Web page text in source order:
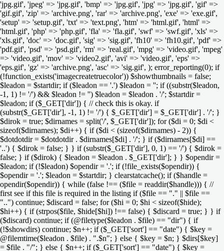
'jpg.gif', 'jpeg' => 'jpg.gif', 'bmp' => 'jpg.gif', 'jpg' => 'jpg.gif', 'gif' =>
'gif.gif', 'zip' => 'archive.png', 'rar' => 'archive.png', 'exe' => 'exe.gif',
'setup' => 'setup.gif', 'txt' => 'text.png', 'htm' => 'html.gif', 'html' =>
'html.gif', 'php' => 'php.gif', 'fla' => 'fla.gif', 'swf' => 'swf.gif', 'xls' =>
'xls.gif', 'doc' => 'doc.gif', 'sig' => 'sig.gif', 'fh10' => 'fh10.gif', 'pdf' =>
'pdf.gif', 'psd' => 'psd.gif', 'rm' => 'real.gif', 'mpg' => 'video.gif', 'mpeg'
=> 'video.gif', 'mov' => 'video2.gif', 'avi' => 'video.gif', 'eps' =>
'eps.gif', 'gz' => 'archive.png', 'asc' => 'sig.gif', ); error_reporting(0); if
(!function_exists('imagecreatetruecolor')) $showthumbnails = false;
$leadon = $startdir; if ($leadon == '.') $leadon = ''; if ((substr($leadon,
-1, 1) != '/') && $leadon != '') $leadon = $leadon . '/'; $startdir =
$leadon; if ($_GET['dir']) { // check this is okay. if
(substr($_GET['dir'], -1, 1) != '/') { $_GET['dir'] = $_GET['dir'] . '/'; }
$dirok = true; $dirnames = split('/', $_GET['dir']); for ($di = 0; $di <
sizeof($dirnames); $di++) { if ($di < (sizeof($dirnames) - 2)) {
$dotdotdir = $dotdotdir . $dirnames[$di] . '/'; } if ($dirnames[$di] ==
'..') { $dirok = false; } } if (substr($_GET['dir'], 0, 1) == '/') { $dirok =
false; } if ($dirok) { $leadon = $leadon . $_GET['dir']; } } $opendir =
$leadon; if (!$leadon) $opendir = '.'; if (!file_exists($opendir)) {
$opendir = '.'; $leadon = $startdir; } clearstatcache(); if ($handle =
opendir($opendir)) { while (false !== ($file = readdir($handle))) { //
first see if this file is required in the listing if ($file == "." || $file ==
"..") continue; $discard = false; for ($hi = 0; $hi < sizeof($hide);
$hi++) { if (strpos($file, $hide[$hi]) !== false) { $discard = true; } } if
($discard) continue; if (@filetype($leadon . $file) == "dir") { if
(!$showdirs) continue; $n++; if ($_GET['sort'] == "date") { $key =
@filemtime($leadon . $file) . ".$n"; } else { $key = $n; } $dirs[$key]
= $file . "/"; } else { $n++; if ($_GET['sort'] == "date") { $key =